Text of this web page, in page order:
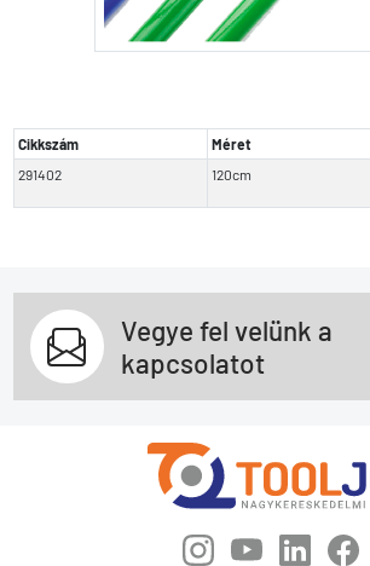
Cikkszám
Méret
291402
120cm
Vegye fel velünk a
kapcsolatot